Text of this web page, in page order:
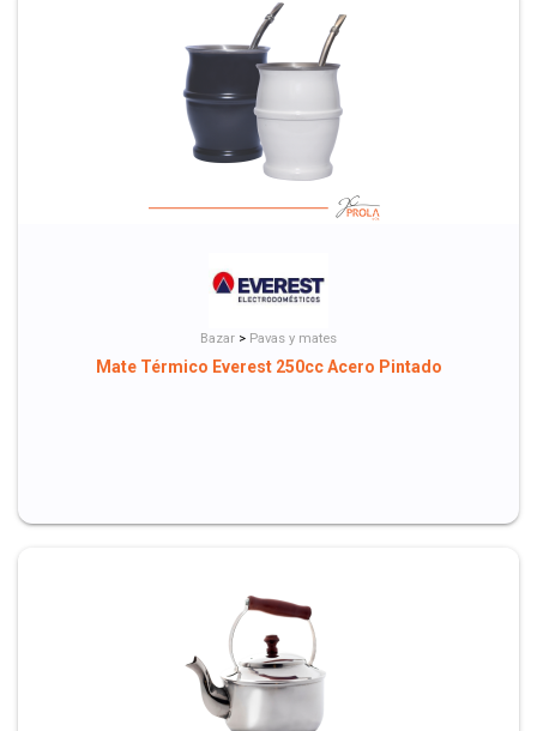
Bazar > Pavas y mates
Mate Térmico Everest 250cc Acero Pintado